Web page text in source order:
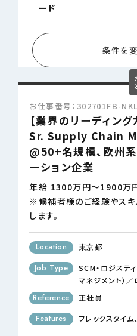
ード
条件を
お仕事番号：302701FB-NKL
【業界のリーディング
Sr. Supply Chain
@50+名規模、欧州系
ーション企業
年給 1300万円～1900万
※候補者様のご経験やス
します。
Location
東京都
Job Type
SCM・ロジステ
マネジメント）
Reference
正社員
Features
フレックスタイム